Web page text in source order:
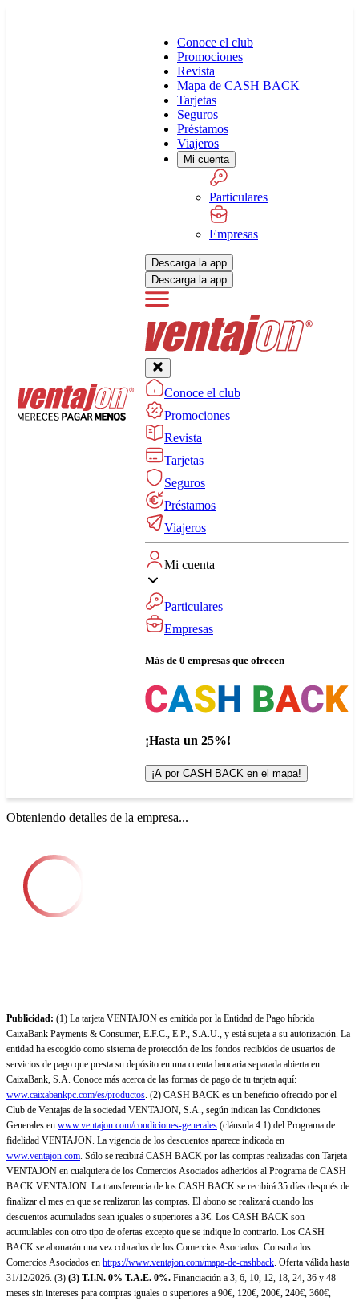
Conoce el club
Promociones
Revista
Mapa de CASH BACK
Tarjetas
Seguros
Préstamos
Viajeros
Mi cuenta
Particulares
Empresas
Descarga la app
Descarga la app
Conoce el club
Promociones
Revista
Tarjetas
Seguros
Préstamos
Viajeros
Mi cuenta
Particulares
Empresas
Más de 0 empresas que ofrecen
¡Hasta un 25%!
¡A por CASH BACK en el mapa!
Obteniendo detalles de la empresa...
Publicidad: (1) La tarjeta VENTAJON es emitida por la Entidad de Pago híbrida
CaixaBank Payments & Consumer, E.F.C., E.P., S.A.U., y está sujeta a su autorización. La
entidad ha escogido como sistema de protección de los fondos recibidos de usuarios de
servicios de pago que presta su depósito en una cuenta bancaria separada abierta en
CaixaBank, S.A. Conoce más acerca de las formas de pago de tu tarjeta aquí:
www.caixabankpc.com/es/productos. (2) CASH BACK es un beneficio ofrecido por el
Club de Ventajas de la sociedad VENTAJON, S.A., según indican las Condiciones
Generales en www.ventajon.com/condiciones-generales (cláusula 4.1) del Programa de
fidelidad VENTAJON. La vigencia de los descuentos aparece indicada en
www.ventajon.com. Sólo se recibirá CASH BACK por las compras realizadas con Tarjeta
VENTAJON en cualquiera de los Comercios Asociados adheridos al Programa de CASH
BACK VENTAJON. La transferencia de los CASH BACK se recibirá 35 días después de
finalizar el mes en que se realizaron las compras. El abono se realizará cuando los
descuentos acumulados sean iguales o superiores a 3€. Los CASH BACK son
acumulables con otro tipo de ofertas excepto que se indique lo contrario. Los CASH
BACK se abonarán una vez cobrados de los Comercios Asociados. Consulta los
Comercios Asociados en https://www.ventajon.com/mapa-de-cashback. Oferta válida hasta
31/12/2026. (3) (3) T.I.N. 0% T.A.E. 0%. Financiación a 3, 6, 10, 12, 18, 24, 36 y 48
meses sin intereses para compras iguales o superiores a 90€, 120€, 200€, 240€, 360€,